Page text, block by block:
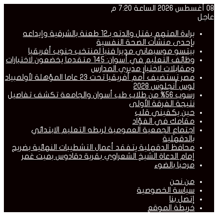
08 أغسطس 2026 الساعة 7:20 م
عاجل
براءة المتهم بقتل والدته بـ12 طعنة بالشرقية وإيداعه
بإحدى منشأت الصحة النفسية
بيتسو موسيماني مديرا فنيا لمنتخب جنوب أفريقيا
وظائف التعليم في أسوان: 145 متقدما يخضعون لاختبارات
ومقابلات لاختيار مديري المدارس
مصر تستضيف أمم أفريقيا تحت 23 عاما المؤهلة لأولمبياد
لوس أنجلوس 2028
رسوب 56% من طلاب طب أسوان والجامعة تكشف تفاصيل
نتيجة الفرقة الأولى
حين يكفيني قلب
مقامك في الفؤاد
اجتماع الجمعية العمومية لربطه التعليم الابتدائي
بالدقهلية
محافظ الدقهلية يتفقد أعمال التشطيبات النهائية بضريح
إمام الدعاة الشيخ الشعراوي بقرية دقادوس بميت غمر
مرحبا بالضوء
من نحن
سياسة الخصوصية
إتصل بنا
خريطة الموقع